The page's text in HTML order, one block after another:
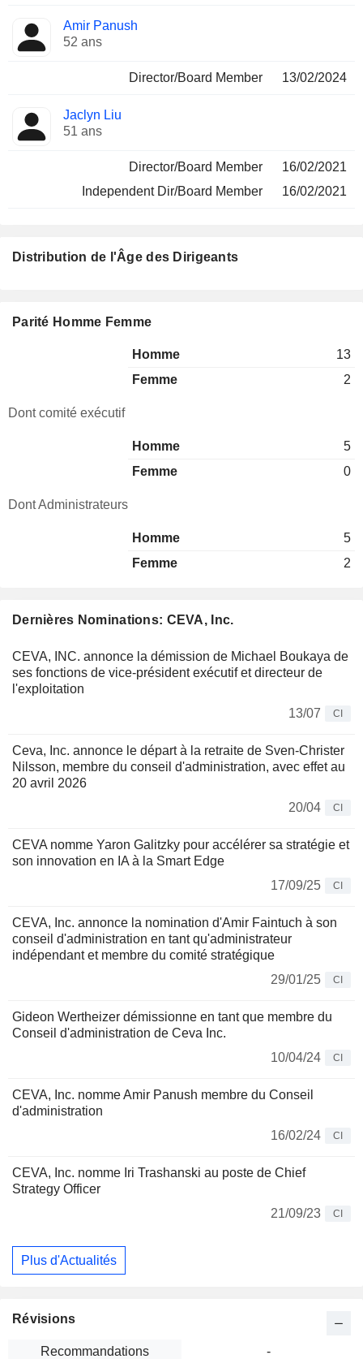
Amir Panush
52 ans
Director/Board Member 13/02/2024
Jaclyn Liu
51 ans
Director/Board Member
16/02/2021
Independent Dir/Board Member
16/02/2021
Dernières Nominations: CEVA, Inc.
CEVA, INC. annonce la démission de Michael Boukaya de
ses fonctions de vice-président exécutif et directeur de
l'exploitation
13/07
CI
Ceva, Inc. annonce le départ à la retraite de Sven-Christer
Nilsson, membre du conseil d'administration, avec effet au
20 avril 2026
20/04
CI
CEVA nomme Yaron Galitzky pour accélérer sa stratégie et
son innovation en IA à la Smart Edge
17/09/25
CI
CEVA, Inc. annonce la nomination d'Amir Faintuch à son
conseil d'administration en tant qu'administrateur
indépendant et membre du comité stratégique
29/01/25
CI
Gideon Wertheizer démissionne en tant que membre du
Conseil d'administration de Ceva Inc.
10/04/24
CI
CEVA, Inc. nomme Amir Panush membre du Conseil
d'administration
16/02/24
CI
CEVA, Inc. nomme Iri Trashanski au poste de Chief
Strategy Officer
21/09/23
CI
Plus d'Actualités
Distribution de l'Âge des Dirigeants
Parité Homme Femme
Homme
13
Femme
2
Dont comité exécutif
Homme
5
Femme
0
Dont Administrateurs
Homme
5
Femme
2
Révisions
Recommandations -